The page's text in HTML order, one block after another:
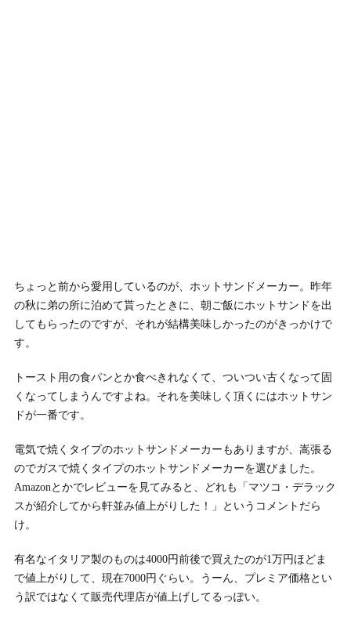
ちょっと前から愛用しているのが、ホットサンドメーカー。昨年
の秋に弟の所に泊めて貰ったときに、朝ご飯にホットサンドを出
してもらったのですが、それが結構美味しかったのがきっかけで
す。
トースト用の食パンとか食べきれなくて、ついつい古くなって固
くなってしまうんですよね。それを美味しく頂くにはホットサン
ドが一番です。
電気で焼くタイプのホットサンドメーカーもありますが、嵩張る
のでガスで焼くタイプのホットサンドメーカーを選びました。
Amazonとかでレビューを見てみると、どれも「マツコ・デラック
スが紹介してから軒並み値上がりした！」というコメントだら
け。
有名なイタリア製のものは4000円前後で買えたのが1万円ほどま
で値上がりして、現在7000円ぐらい。うーん、プレミア価格とい
う訳ではなくて販売代理店が値上げしてるっぽい。